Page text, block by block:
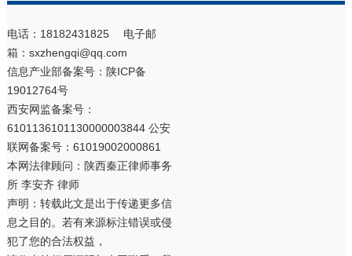
电话：18182431825 电子邮
箱：sxzhengqi@qq.com
信息产业部备案号： 陕ICP备
19012764号
西安网监备案号：
6101136101130000003844 公安
联网备案号：61019002000861
本网法律顾问：陕西秦正律师事务
所 李安齐 律师
声明：转载此文是出于传递更多信
息之目的。若有来源标注错误或侵
犯了您的合法权益，